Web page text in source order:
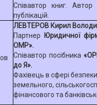
Співавтор книг. Автор
публікацій.
ЛЕВТЕРОВ Кирил
Партнер
Юридичної
OMP».
Співавтор посібника
до Я».
Фахівець в сфері
земельного,
фінансового та